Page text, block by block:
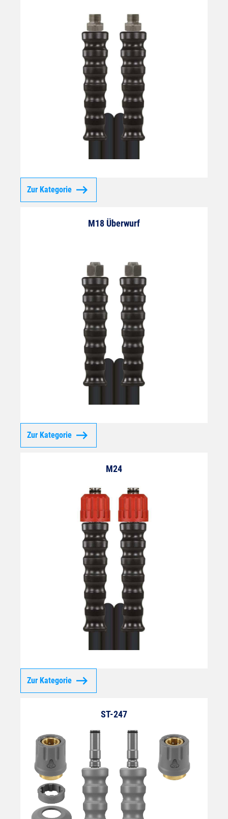
Zur Kategorie
M18 Überwurf
Zur Kategorie
M24
Zur Kategorie
ST-247